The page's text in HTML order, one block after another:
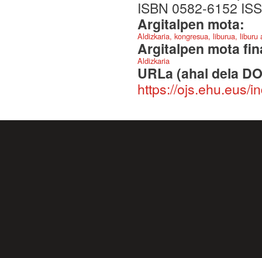
ISBN 0582-6152
Argitalpen mota:
Aldizkaria, kongresua, liburua,
Argitalpen mota
Aldizkaria
URLa (ahal dela
https://ojs.ehu.eus/